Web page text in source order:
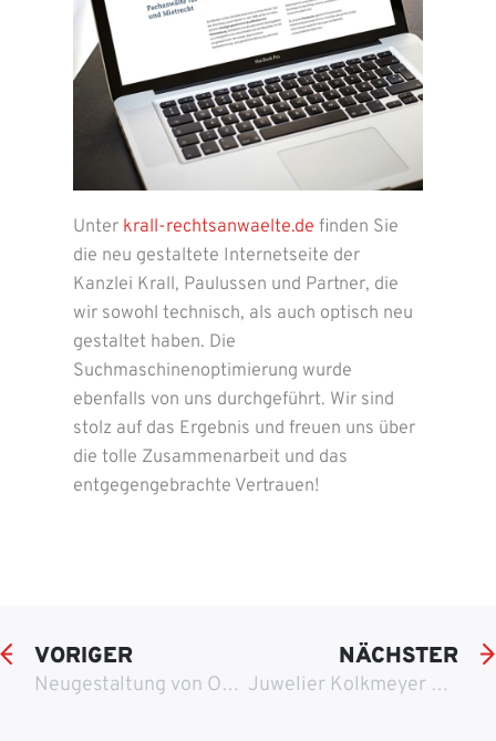
Unter krall-rechtsanwaelte.de finden Sie
die neu gestaltete Internetseite der
Kanzlei Krall, Paulussen und Partner, die
wir sowohl technisch, als auch optisch neu
gestaltet haben. Die
Suchmaschinenoptimierung wurde
ebenfalls von uns durchgeführt. Wir sind
stolz auf das Ergebnis und freuen uns über
die tolle Zusammenarbeit und das
entgegengebrachte Vertrauen!
VORIGER
Neugestaltung von Onlinepräsenz für Juwelier und Goldschmiede
NÄCHSTER
Juwelier Kolkmeyer bekommt integrierten Onlineshop